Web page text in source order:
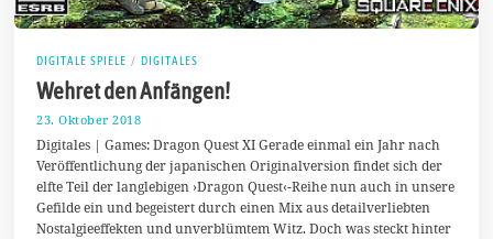
DIGITALE SPIELE / DIGITALES
Wehret den Anfängen!
23. Oktober 2018
.
O
k
t
b
Digitales | Games: Dragon Quest XI Gerade einmal ein Jahr nach
Veröffentlichung der japanischen Originalversion findet sich der
elfte Teil der langlebigen ›Dragon Quest‹-Reihe nun auch in unsere
Gefilde ein und begeistert durch einen Mix aus detailverliebten
Nostalgieeffekten und unverblümtem Witz. Doch was steckt hinter